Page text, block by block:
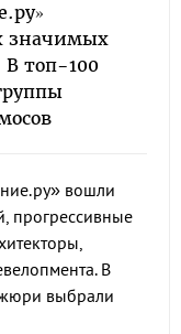
значимых
В топ-100
вошли
прогрессивные
В
выбрали